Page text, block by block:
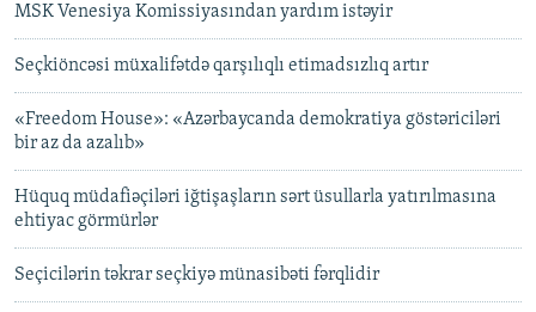
MSK Venesiya Komissiyasından yardım istəyir
Seçkiöncəsi müxalifətdə qarşılıqlı etimadsızlıq artır
«Freedom House»: «Azərbaycanda demokratiya göstəriciləri
bir az da azalıb»
Hüquq müdafiəçiləri iğtişaşların sərt üsullarla yatırılmasına
ehtiyac görmürlər
Seçicilərin təkrar seçkiyə münasibəti fərqlidir